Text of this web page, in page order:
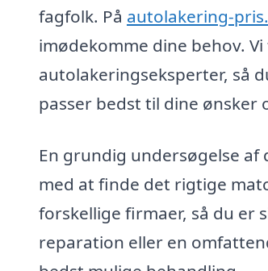
fagfolk. På autolakering-
imødekomme dine behov.
autolakeringseksperter, så
passer bedst til dine ønsker
En grundig undersøgelse
med at finde det rigtige
forskellige firmaer, så du er
reparation eller en